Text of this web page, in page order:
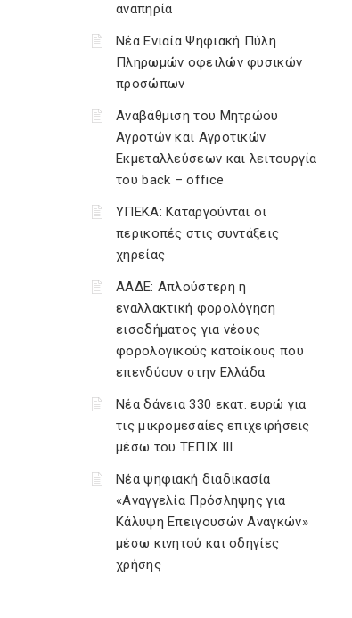
αναπηρία
Νέα Ενιαία Ψηφιακή Πύλη
Πληρωμών οφειλών φυσικών
προσώπων
Αναβάθμιση του Μητρώου
Αγροτών και Αγροτικών
Εκμεταλλεύσεων και λειτουργία
του back – office
ΥΠΕΚΑ: Καταργούνται οι
περικοπές στις συντάξεις
χηρείας
ΑΑΔΕ: Απλούστερη η
εναλλακτική φορολόγηση
εισοδήματος για νέους
φορολογικούς κατοίκους που
επενδύουν στην Ελλάδα
Νέα δάνεια 330 εκατ. ευρώ για
τις μικρομεσαίες επιχειρήσεις
μέσω του ΤΕΠΙΧ ΙΙΙ
Νέα ψηφιακή διαδικασία
«Αναγγελία Πρόσληψης για
Κάλυψη Επειγουσών Αναγκών»
μέσω κινητού και οδηγίες
χρήσης